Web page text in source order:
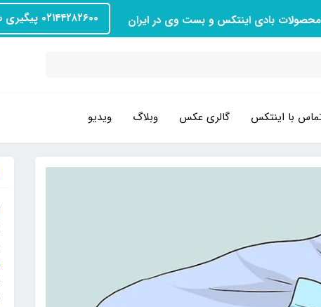
محصولات بادی اینتکس و بست وی در ایران ۰۲۱۴۴۲۸۲۶۰۰ پیگیری سفارش
با اینتکس گالری عکس وبلاگ ویدیو